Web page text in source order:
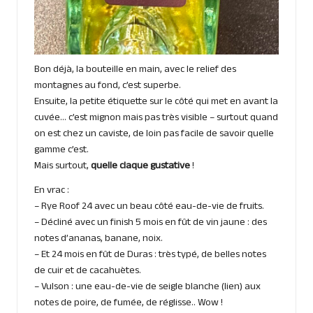
Bon déjà, la bouteille en main, avec le relief des
montagnes au fond, c’est superbe.
Ensuite, la petite étiquette sur le côté qui met en avant la
cuvée… c’est mignon mais pas très visible – surtout quand
on est chez un caviste, de loin pas facile de savoir quelle
gamme c’est.
Mais surtout,quelle claque gustative!
En vrac :
– Rye Roof 24 avec un beau côté eau-de-vie de fruits.
– Décliné avec un finish 5 mois en fût de vin jaune : des
notes d’ananas, banane, noix.
– Et 24 mois en fût de Duras : très typé, de belles notes
de cuir et de cacahuètes.
– Vulson : une eau-de-vie de seigle blanche (lien) aux
notes de poire, de fumée, de réglisse.. Wow !